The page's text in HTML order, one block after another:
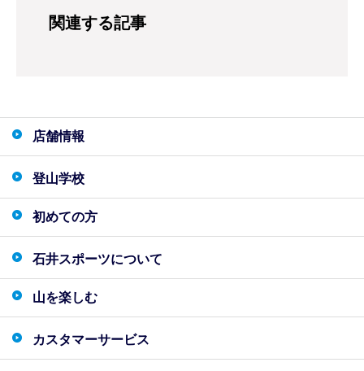
関連する記事
店舗情報
登山学校
初めての方
石井スポーツについて
山を楽しむ
カスタマーサービス